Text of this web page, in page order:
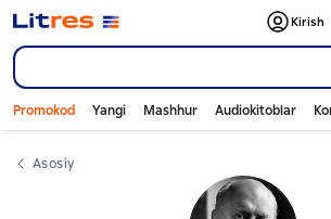
Kirish
Promokod Yangi Mashhur Audiokitoblar
Asosiy
Слайдер с книгами
Слайдер с книгами